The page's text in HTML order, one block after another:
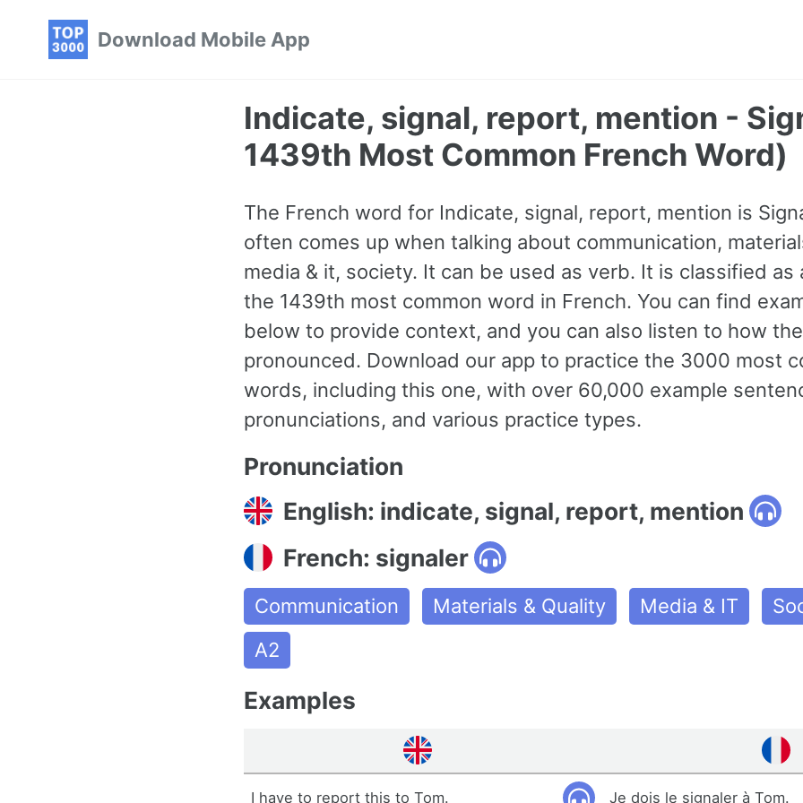
Download Mobile App
Indicate, signal, report, mention -
1439th Most Common French Word)
The French word for Indicate, signal, report, mention is
often comes up when talking about communication,
media & it, society. It can be used as verb. It is classified as
the 1439th most common word in French. You can find
below to provide context, and you can also listen to how
pronounced. Download our app to practice the 3000 most
words, including this one, with over 60,000 example
pronunciations, and various practice types.
Pronunciation
English: indicate, signal, report, mention
French: signaler
Communication Materials & Quality Media & IT
A2
Examples
I have to report this to Tom. Je dois le signaler à Tom.